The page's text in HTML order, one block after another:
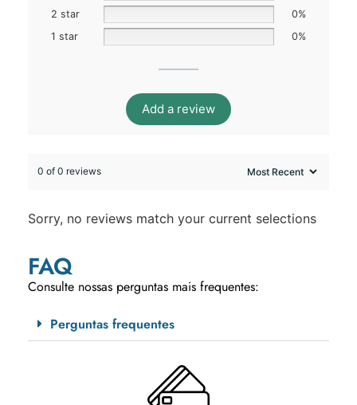
2 star
0%
1 star
0%
Add a review
0 of 0 reviews
Sorry, no reviews match your current selections
FAQ
Consulte nossas perguntas mais frequentes:
Perguntas frequentes